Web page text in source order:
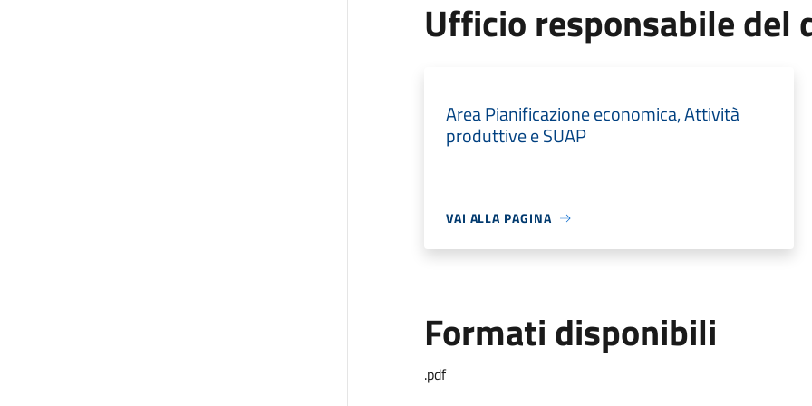
Ufficio responsabile del
Area Pianificazione economica, Attività
produttive e SUAP
VAI ALLA PAGINA
Formati disponibili
.pdf